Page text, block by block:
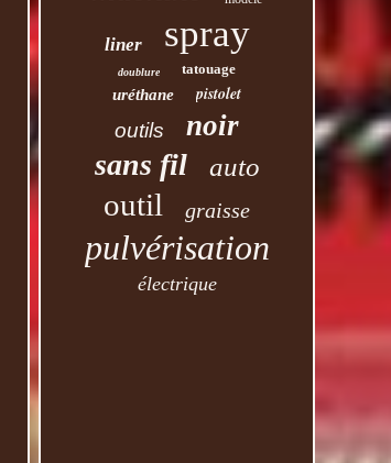
liner spray
doublure tatouage
uréthane pistolet
outils noir
sans fil auto
outil graisse
pulvérisation
électrique